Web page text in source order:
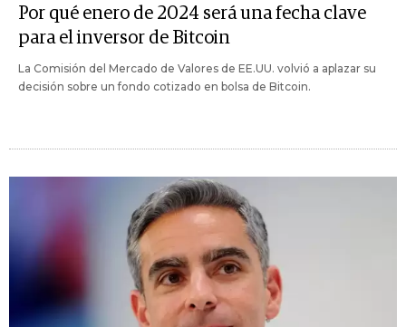
Por qué enero de 2024 será una fecha clave
para el inversor de Bitcoin
La Comisión del Mercado de Valores de EE.UU. volvió a aplazar su
decisión sobre un fondo cotizado en bolsa de Bitcoin.